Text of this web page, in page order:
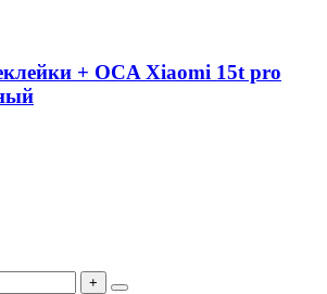
+ OCA Xiaomi 15t pro
+